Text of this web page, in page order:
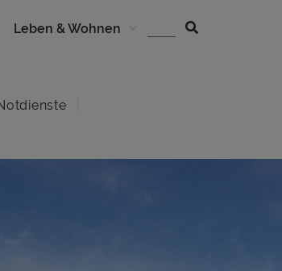
Leben & Wohnen